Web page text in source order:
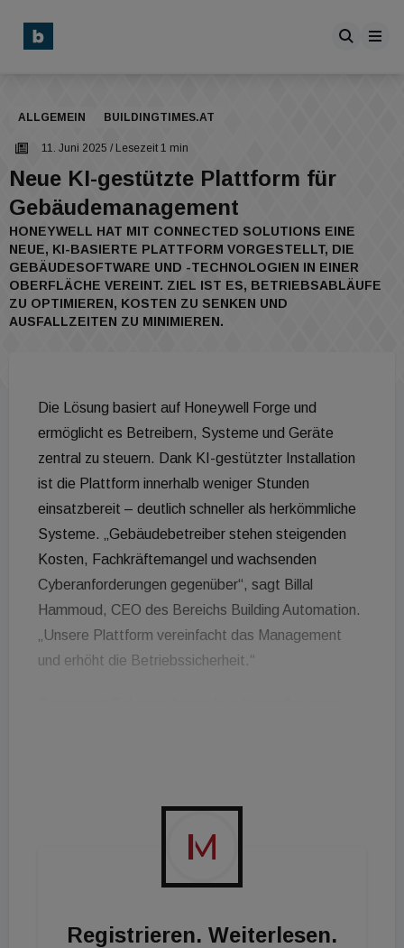
ALLGEMEIN BUILDINGTIMES.AT
11. Juni 2025 / Lesezeit 1 min
Neue KI-gestützte Plattform für
Gebäudemanagement
HONEYWELL HAT MIT CONNECTED SOLUTIONS EINE
NEUE, KI-BASIERTE PLATTFORM VORGESTELLT, DIE
GEBÄUDESOFTWARE UND -TECHNOLOGIEN IN EINER
OBERFLÄCHE VEREINT. ZIEL IST ES, BETRIEBSABLÄUFE
ZU OPTIMIEREN, KOSTEN ZU SENKEN UND
AUSFALLZEITEN ZU MINIMIEREN.
Die Lösung basiert auf Honeywell Forge und
ermöglicht es Betreibern, Systeme und Geräte
zentral zu steuern. Dank KI-gestützter Installation
ist die Plattform innerhalb weniger Stunden
einsatzbereit – deutlich schneller als herkömmliche
Systeme. „Gebäudebetreiber stehen steigenden
Kosten, Fachkräftemangel und wachsenden
Cyberanforderungen gegenüber“, sagt Billal
Hammoud, CEO des Bereichs Building Automation.
„Unsere Plattform vereinfacht das Management
und erhöht die Betriebssicherheit.“
vorausschauende Wartung und
Energiemanagement zur Unterstützung von
Registrieren. Weiterlesen.